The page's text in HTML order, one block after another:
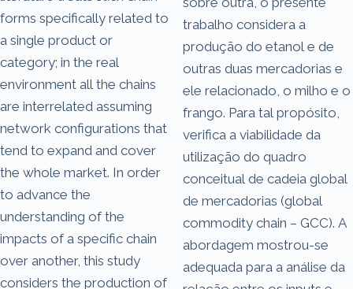
forms specifically related to
a single product or
category; in the real
environment all the chains
are interrelated assuming
network configurations that
tend to expand and cover
the whole market. In order
to advance the
understanding of the
impacts of a specific chain
over another, this study
considers the production of
trabalho considera a
produção do etanol e de
outras duas mercadorias e
ele relacionado, o milho e o
frango. Para tal propósito,
verifica a viabilidade da
utilização do quadro
conceitual de cadeia global
de mercadorias (global
commodity chain – GCC). A
abordagem mostrou-se
adequada para a análise da